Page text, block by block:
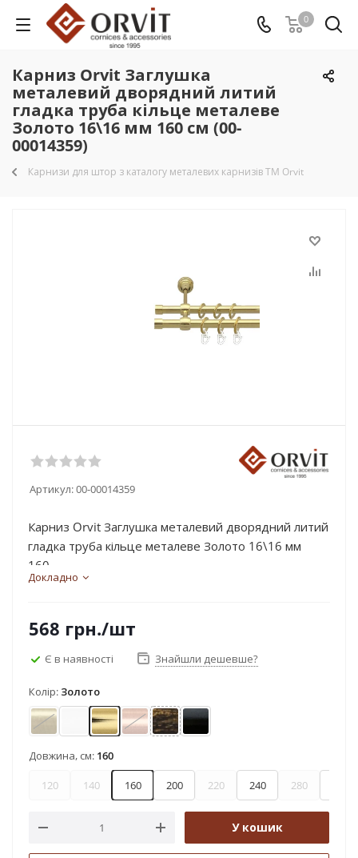
0
Карниз Orvit Заглушка
металевий дворядний литий
гладка труба кільце металеве
Золото 16\16 мм 160 см (00-
00014359)
Карнизи для штор з каталогу металевих карнизів TM Orvit
Артикул:00-00014359
Карниз Orvit Заглушка металевий дворядний литий
гладка труба кільце металеве Золото 16\16 мм
160...
Докладно
568 грн./шт
Є в наявності Знайшли дешевше?
Колір: Золото
Антик АрктісЗолотоМідь Чорне золотоЧорний оксамит
Довжина, см: 160
120 140 160 200 220 240 280
У кошик